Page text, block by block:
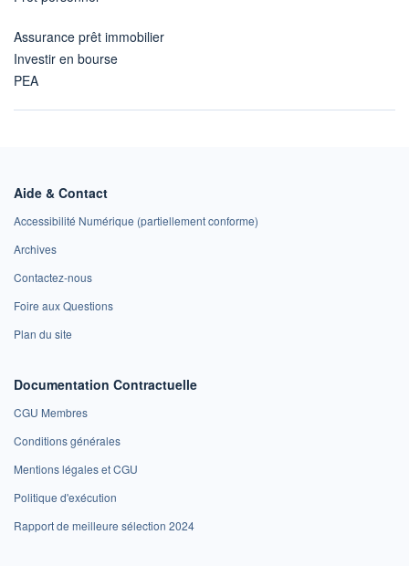
Assurance prêt immobilier
Investir en bourse
PEA
Aide & Contact
Accessibilité Numérique (partiellement conforme)
Archives
Contactez-nous
Foire aux Questions
Plan du site
Documentation Contractuelle
CGU Membres
Conditions générales
Mentions légales et CGU
Politique d'exécution
Rapport de meilleure sélection 2024